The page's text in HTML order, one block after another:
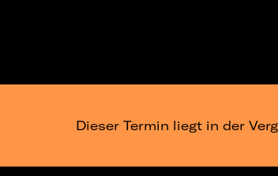
Dieser Termin liegt in der